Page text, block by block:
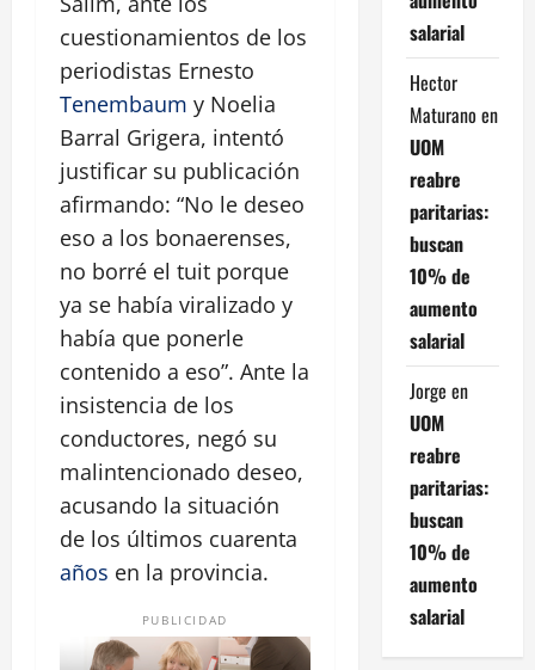
cuestionamientos de los
periodistas Ernesto
Tenembaum y Noelia
Barral Grigera, intentó
justificar su publicación
afirmando: No le deseo
eso a los bonaerenses,
no borré el tuit porque
ya se había viralizado y
había que ponerle
contenido a eso . Ante la
insistencia de los
conductores, negó su
malintencionado deseo,
acusando la situación
de los últimos cuarenta
años en la provincia.
PUBLICIDAD
salarial
Hector
Maturano en
UOM
reabre
paritarias:
buscan
10% de
aumento
salarial
Jorge en
UOM
reabre
paritarias:
buscan
10% de
aumento
salarial